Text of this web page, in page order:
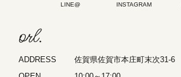
LINE@ INSTAGRAM
orl.
ADDRESS
佐賀県佐賀市本庄町末次31-6